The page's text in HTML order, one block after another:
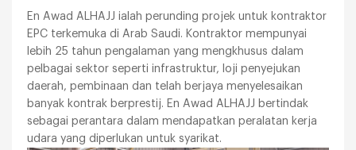
En Awad ALHAJJ ialah perunding projek untuk kontraktor
EPC terkemuka di Arab Saudi. Kontraktor mempunyai
lebih 25 tahun pengalaman yang mengkhusus dalam
pelbagai sektor seperti infrastruktur, loji penyejukan
daerah, pembinaan dan telah berjaya menyelesaikan
banyak kontrak berprestij. En Awad ALHAJJ bertindak
sebagai perantara dalam mendapatkan peralatan kerja
udara yang diperlukan untuk syarikat.